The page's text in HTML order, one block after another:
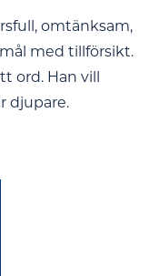
omtänksam,
med tillförsikt.
ord. Han vill
djupare.